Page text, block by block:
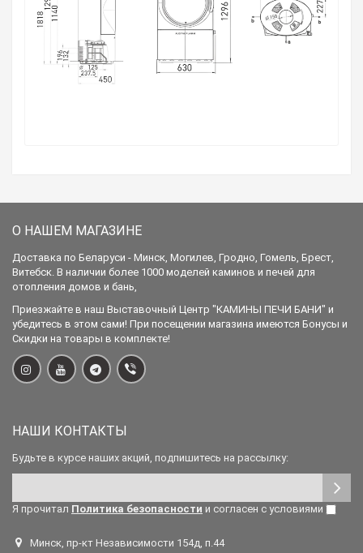
О НАШЕМ МАГАЗИНЕ
Доставка по Беларуси - Минск, Могилев, Гродно, Гомель, Брест,
Витебск. В наличии более 1000 моделей каминов и печей для
отопления домов и бань,
Приезжайте в наш Выставочный Центр "КАМИНЫ ПЕЧИ БАНИ" и
убедитесь в этом сами! При посещении магазина имеются Бонусы и
Скидки на товары в комплекте!
НАШИ КОНТАКТЫ
Будьте в курсе наших акций, подпишитесь на рассылку:
Я прочитал Политика безопасности и согласен с условиями
Минск, пр-кт Независимости 154д, п.44